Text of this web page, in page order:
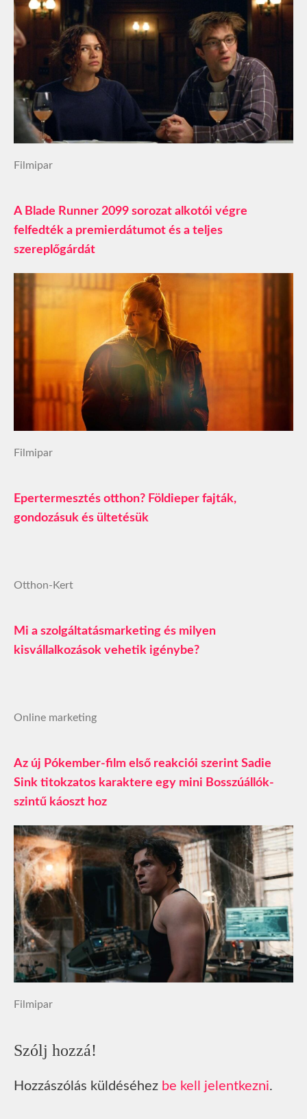
Filmipar
A Blade Runner 2099 sorozat alkotói végre
felfedték a premierdátumot és a teljes
szereplőgárdát
Filmipar
Epertermesztés otthon? Földieper fajták,
gondozásuk és ültetésük
Otthon-Kert
Mi a szolgáltatásmarketing és milyen
kisvállalkozások vehetik igénybe?
Online marketing
Az új Pókember-film első reakciói szerint Sadie
Sink titokzatos karaktere egy mini Bosszúállók-
szintű káoszt hoz
Filmipar
Szólj hozzá!
Hozzászólás küldéséhez be kell jelentkezni.